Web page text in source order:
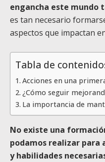
engancha este mundo
es tan necesario
aspectos que impactan
Tabla de
Acciones en una
¿Cómo seguir
La importancia de
No existe una
podamos realizar para
y habilidades